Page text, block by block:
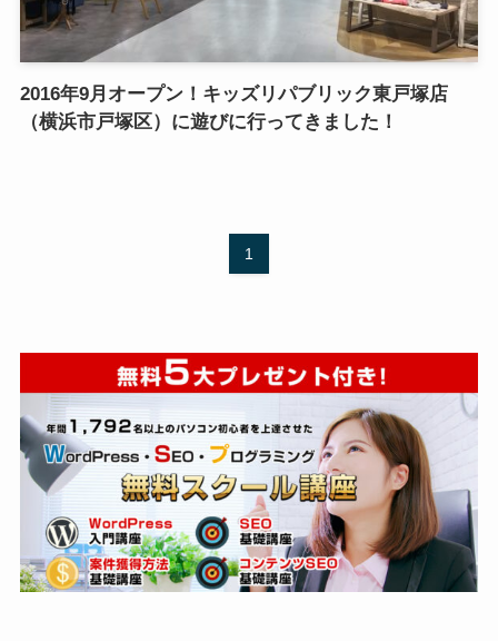
2016年9月オープン！キッズリパブリック東戸塚店
（横浜市戸塚区）に遊びに行ってきました！
1